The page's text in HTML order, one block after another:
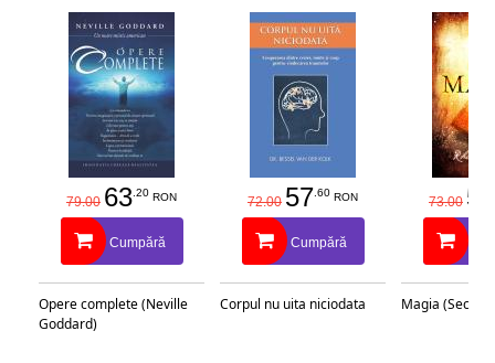
79.00 63.20 RON
Cumpără
Opere complete (Neville
Goddard)
72.00 57.60 RON
Cumpără
Corpul nu uita niciodata
73.00 58
Magia